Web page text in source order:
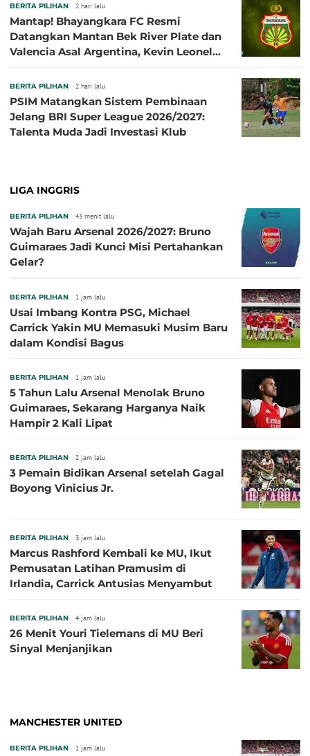
BERITA PILIHAN 2 hari lalu
Mantap! Bhayangkara FC Resmi
Datangkan Mantan Bek River Plate dan
Valencia Asal Argentina, Kevin Leonel
BERITA PILIHAN 2 hari lalu
PSIM Matangkan Sistem Pembinaan
Jelang BRI Super League 2026/2027:
Talenta Muda Jadi Investasi Klub
LIGA INGGRIS
BERITA PILIHAN 43 menit lalu
Wajah Baru Arsenal 2026/2027: Bruno
Guimaraes Jadi Kunci Misi Pertahankan
Gelar?
BERITA PILIHAN 1 jam lalu
Usai Imbang Kontra PSG, Michael
Carrick Yakin MU Memasuki Musim Baru
dalam Kondisi Bagus
BERITA PILIHAN 1 jam lalu
5 Tahun Lalu Arsenal Menolak Bruno
Guimaraes, Sekarang Harganya Naik
Hampir 2 Kali Lipat
BERITA PILIHAN 2 jam lalu
3 Pemain Bidikan Arsenal setelah Gagal
Boyong Vinicius Jr.
BERITA PILIHAN 3 jam lalu
Marcus Rashford Kembali ke MU, Ikut
Pemusatan Latihan Pramusim di
Irlandia, Carrick Antusias Menyambut
BERITA PILIHAN 4 jam lalu
26 Menit Youri Tielemans di MU Beri
Sinyal Menjanjikan
MANCHESTER UNITED
BERITA PILIHAN 1 jam lalu